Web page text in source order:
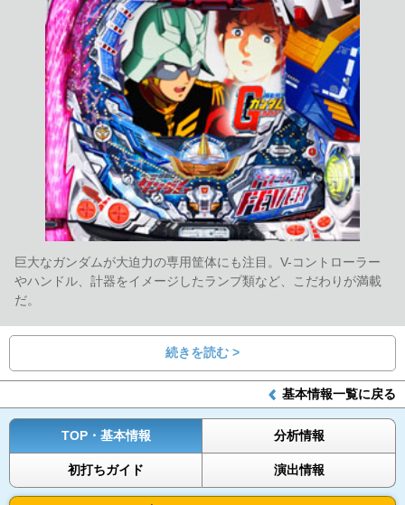
巨大なガンダムが大迫力の専用筐体にも注目。V-コントローラー
やハンドル、計器をイメージしたランプ類など、こだわりが満載
だ。
続きを読む >
基本情報一覧に戻る
TOP・基本情報 分析情報
初打ちガイド 演出情報